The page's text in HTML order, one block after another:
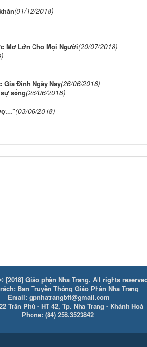
(01/12/2018)
Mơ Lớn Cho Mọi Người(20/07/2018)
Gia Đình Ngày Nay(26/06/2018)
sống(26/06/2018)
(03/06/2018)
[2018] Giáo phận Nha Trang. All rights
Ban Truyền Thông Giáo Phận Nha Trang
Email: gpnhatrangbtt@gmail.com
Trần Phú - HT 42, Tp. Nha Trang - Khánh Hoà
Phone: (84) 258.3523842